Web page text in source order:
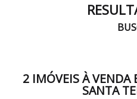
2 IMÓVEIS À
SANTA